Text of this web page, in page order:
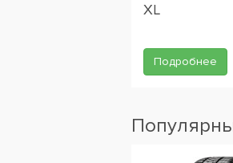
XL
Подробнее